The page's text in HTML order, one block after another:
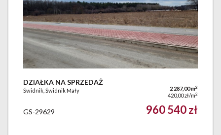
DZIAŁKA NA SPRZEDAŻ
Świdnik, Świdnik Mały 2 287,00 m2
420,00 zł/m2
GS-29629 960 540 zł